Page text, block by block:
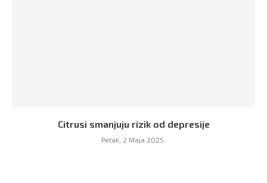
Citrusi smanjuju rizik od depresije
Petak, 2 Maja 2025,